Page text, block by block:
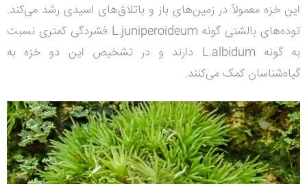
این خزه معمولاً در زمین‌های باز و باتلاق‌های اسیدی رشد می‌کند.
توده‌های بالشتی گونه L.juniperoideum فشردگی کمتری نسبت
به گونه L.albidum دارند و در تشخیص این دو خزه به
گیاه‌شناسان کمک می‌کنند.